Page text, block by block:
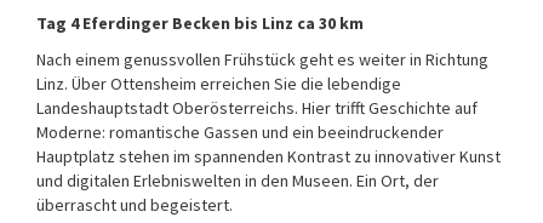
Tag 4 Eferdinger Becken bis Linz ca 30 km
Nach einem genussvollen Frühstück geht es weiter in Richtung
Linz. Über Ottensheim erreichen Sie die lebendige
Landeshauptstadt Oberösterreichs. Hier trifft Geschichte auf
Moderne: romantische Gassen und ein beeindruckender
Hauptplatz stehen im spannenden Kontrast zu innovativer Kunst
und digitalen Erlebniswelten in den Museen. Ein Ort, der
überrascht und begeistert.